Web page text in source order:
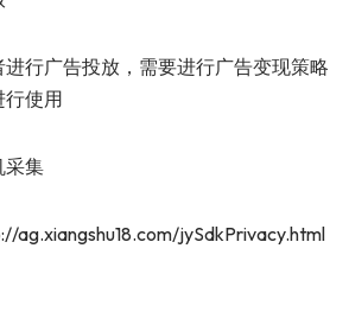
行广告投放，需要进行广告变现策略
行使用
采集
ag.xiangshu18.com/jySdkPrivacy.html